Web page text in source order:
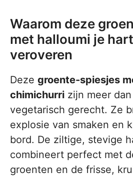
Waarom deze
met halloumi je
veroveren
Deze groente-spiesjes
chimichurri zijn meer
vegetarisch gerecht. Ze
explosie van smaken en
bord. De ziltige, stevige
combineert perfect met
groenten en de frisse,